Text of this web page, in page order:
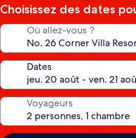
Choisissez des dates
Où allez-vous ?
Dates
Voyageurs